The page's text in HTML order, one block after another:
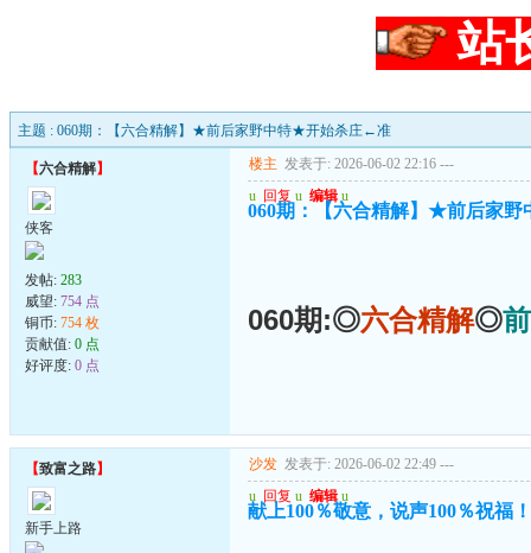
站
主题 : 060期：【六合精解】★前后家野中特★开始杀庄←准
【六合精解】
侠客
发帖: 283
威望: 754 点
铜币: 754 枚
贡献值: 0 点
好评度: 0 点
楼主 发表于: 2026-06-02 22:16 ---
u 回复 u 编辑 u
060期：【六合精解】★前后家
060期:◎六合精解◎
【致富之路】
新手上路
沙发 发表于: 2026-06-02 22:49 ---
u 回复 u 编辑 u
献上100％敬意，说声100％祝福！